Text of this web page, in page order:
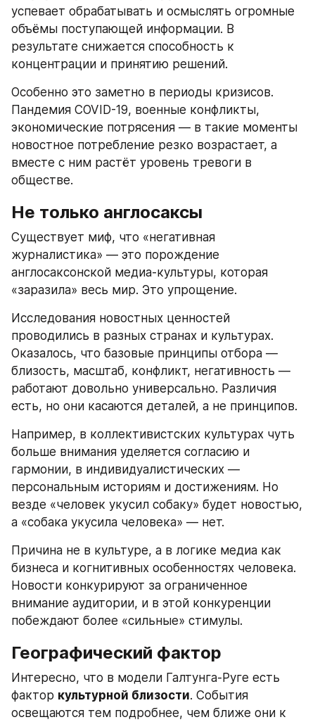
успевает обрабатывать и осмыслять огромные
объёмы поступающей информации. В
результате снижается способность к
концентрации и принятию решений.
Особенно это заметно в периоды кризисов.
Пандемия COVID-19, военные конфликты,
экономические потрясения — в такие моменты
новостное потребление резко возрастает, а
вместе с ним растёт уровень тревоги в
обществе.
Не только англосаксы
Существует миф, что «негативная
журналистика» — это порождение
англосаксонской медиа-культуры, которая
«заразила» весь мир. Это упрощение.
Исследования новостных ценностей
проводились в разных странах и культурах.
Оказалось, что базовые принципы отбора —
близость, масштаб, конфликт, негативность —
работают довольно универсально. Различия
есть, но они касаются деталей, а не принципов.
Например, в коллективистских культурах чуть
больше внимания уделяется согласию и
гармонии, в индивидуалистических —
персональным историям и достижениям. Но
везде «человек укусил собаку» будет новостью,
а «собака укусила человека» — нет.
Причина не в культуре, а в логике медиа как
бизнеса и когнитивных особенностях человека.
Новости конкурируют за ограниченное
внимание аудитории, и в этой конкуренции
побеждают более «сильные» стимулы.
Географический фактор
Интересно, что в модели Галтунга-Руге есть
фактор культурной близости. События
освещаются тем подробнее, чем ближе они к